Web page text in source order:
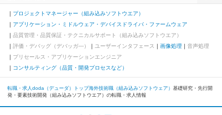
プロジェクトマネージャー（組み込みソフトウエア）
アプリケーション・ミドルウェア・デバイスドライバ・ファームウェア
品質管理・品質保証・テクニカルサポート（組み込みソフトウエア）
評価・デバッグ（デバッガ―）
ユーザーインタフェース 画像処理
音声処理
プリセールス・アプリケーションエンジニア
コンサルティング（品質・開発プロセスなど）
転職・求人doda（デューダ）トップ海外技術職（組み込みソフトウェア） 基礎研究・先行開
発・要素技術開発（組み込みソフトウエア）の転職・求人情報